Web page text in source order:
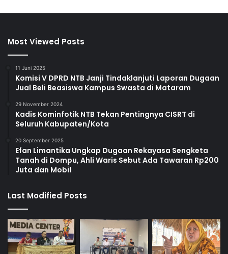
Most Viewed Posts
11 Juni 2025
Komisi V DPRD NTB Janji Tindaklanjuti Laporan Dugaan
Jual Beli Beasiswa Kampus Swasta di Mataram
29 November 2024
Kadis Kominfotik NTB Tekan Pentingnya CISRT di
Seluruh Kabupaten/Kota
20 September 2025
Efan Limantika Ungkap Dugaan Rekayasa Sengketa
Tanah di Dompu, Ahli Waris Sebut Ada Tawaran Rp200
Juta dan Mobil
Last Modified Posts